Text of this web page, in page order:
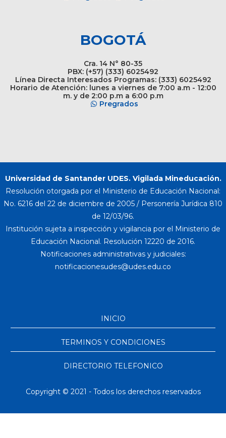
BOGOTÁ
Cra. 14 N° 80-35
PBX: (+57) (333) 6025492
Línea Directa Interesados Programas: (333) 6025492
Horario de Atención: lunes a viernes de 7:00 a.m - 12:00
m. y de 2:00 p.m a 6:00 p.m
Pregrados
Universidad de Santander UDES. Vigilada Mineducación.
Resolución otorgada por el Ministerio de Educación Nacional:
No. 6216 del 22 de diciembre de 2005 / Personería Jurídica 810
de 12/03/96.
Institución sujeta a inspección y vigilancia por el Ministerio de
Educación Nacional. Resolución 12220 de 2016.
Notificaciones administrativas y judiciales:
INICIO
TERMINOS Y CONDICIONES
DIRECTORIO TELEFONICO
Copyright © 2021 - Todos los derechos reservados